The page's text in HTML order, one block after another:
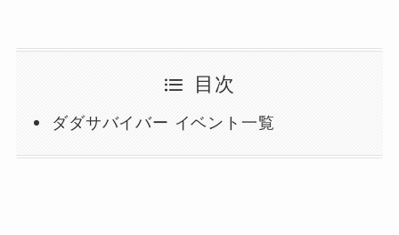
目次
ダダサバイバー イベント一覧